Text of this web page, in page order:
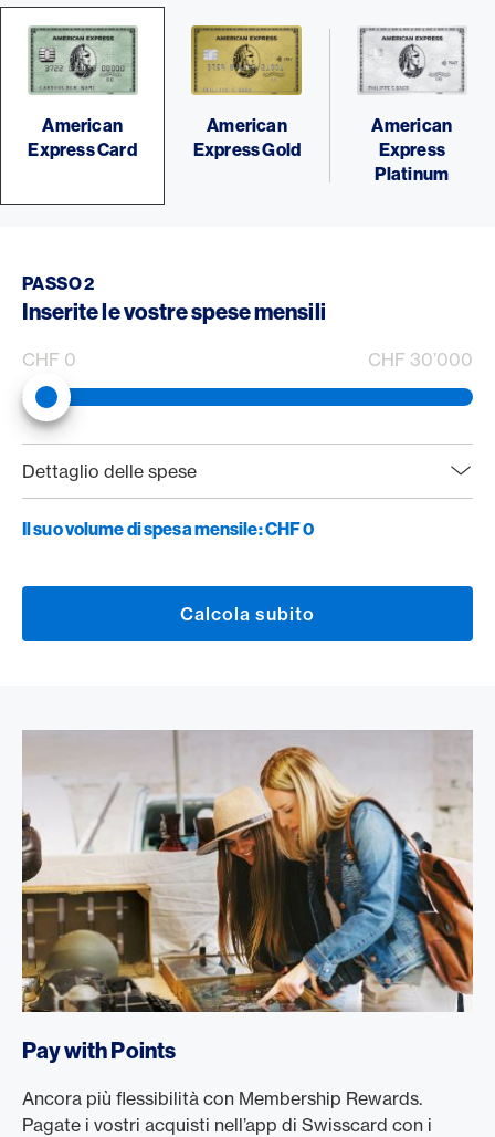
American
Express Card
American
Express Gold
American
Express
Platinum
PASSO 2
Inserite le vostre spese mensili
CHF 0 CHF 30’000
web.rewardCalculator.spendingSliderLabel
Dettaglio delle spese
Il suo volume di spesa mensile:CHF 0
Calcola subito
Pay with Points
Ancora più flessibilità con Membership Rewards.
Pagate i vostri acquisti nell’app di Swisscard con i